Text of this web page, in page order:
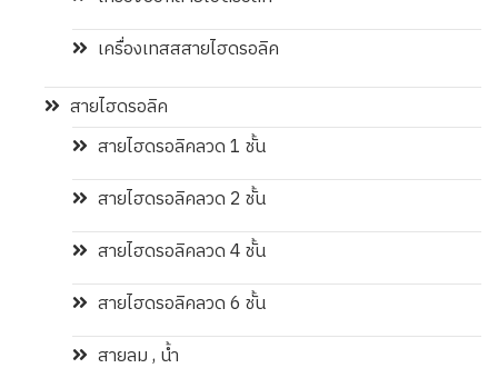
เครื่องเทสสสายไฮดรอลิค
สายไฮดรอลิค
สายไฮดรอลิคลวด 1 ชั้น
สายไฮดรอลิคลวด 2 ชั้น
สายไฮดรอลิคลวด 4 ชั้น
สายไฮดรอลิคลวด 6 ชั้น
สายลม , น้ำ